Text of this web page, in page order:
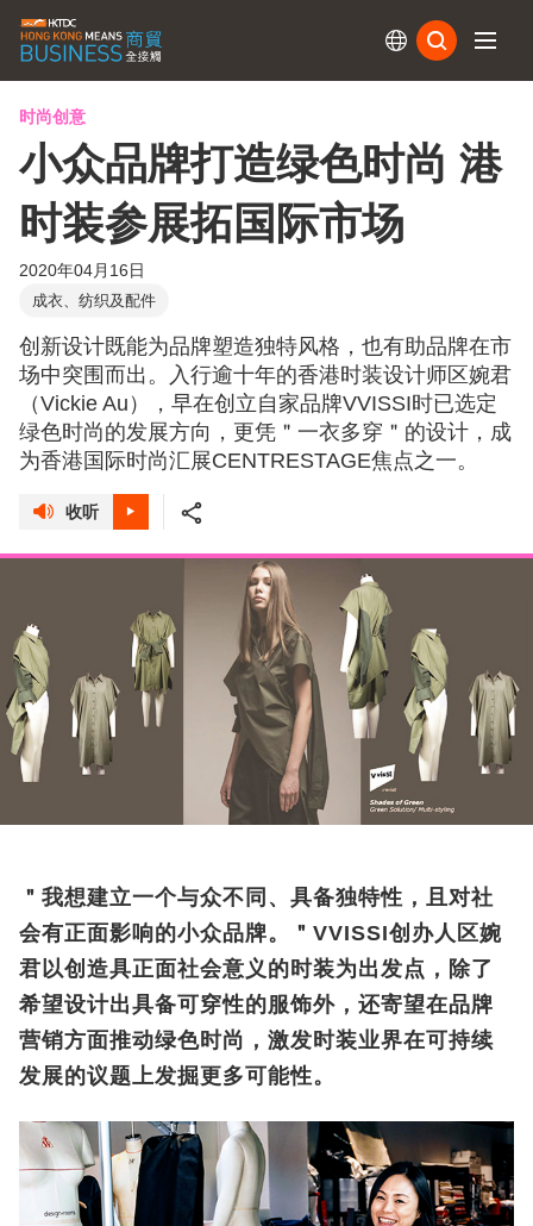
时尚创意
小众品牌打造绿色时尚 港
时装参展拓国际市场
2020年04月16日
成衣、纺织及配件
创新设计既能为品牌塑造独特风格，也有助品牌在市
场中突围而出。入行逾十年的香港时装设计师区婉君
（Vickie Au），早在创立自家品牌VVISSI时已选定
绿色时尚的发展方向，更凭＂一衣多穿＂的设计，成
为香港国际时尚汇展CENTRESTAGE焦点之一。
收听
＂我想建立一个与众不同、具备独特性，且对社
会有正面影响的小众品牌。＂VVISSI创办人区婉
君以创造具正面社会意义的时装为出发点，除了
希望设计出具备可穿性的服饰外，还寄望在品牌
营销方面推动绿色时尚，激发时装业界在可持续
发展的议题上发掘更多可能性。